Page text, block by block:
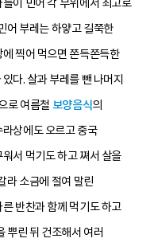
이 민어 각 부위에서 최고로
어 부레는 하얗고 길쭉한
찍어 먹으면 쫀득쫀득한
다. 살과 부레를 뺀 나머지
로 여름철 보양음식의
상에도 오르고 중국
서 먹기도 하고 쪄서 살을
라 소금에 절여 말린
반찬과 함께 먹기도 하고
뿌린 뒤 건조해서 여러